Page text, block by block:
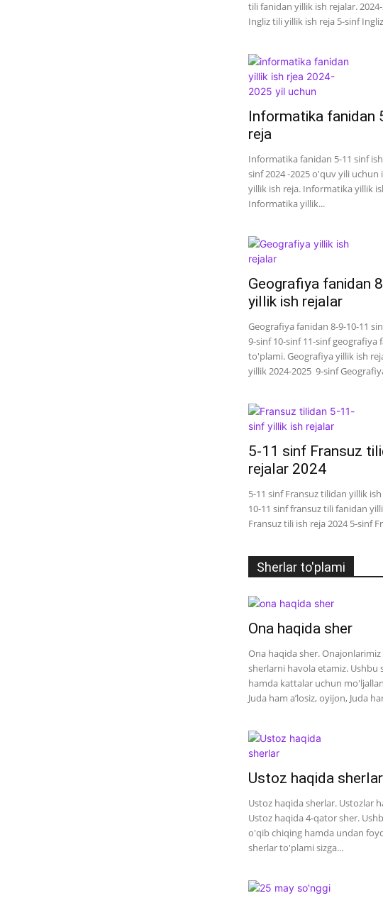
tili fanidan yillik ish rejalar.
Ingliz tili yillik ish reja 5-sinf
Informatika fanidan
reja
Informatika fanidan 5-11 sinf ish
sinf 2024 -2025 o'quv yili
yillik ish reja. Informatika yillik
Informatika yillik...
Geografiya fanidan
yillik ish rejalar
Geografiya fanidan 8-9-10-11
9-sinf 10-sinf 11-sinf geografiya
to'plami. Geografiya yillik ish
yillik 2024-2025 9-sinf
5-11 sinf Fransuz
rejalar 2024
5-11 sinf Fransuz tilidan yillik
10-11 sinf fransuz tili fanidan
Fransuz tili ish reja 2024 5-sinf
Sherlar to'plami
Ona haqida sher
Ona haqida sher.
sherlarni havola etamiz. Ushbu
hamda kattalar uchun
Juda ham a’losiz, oyijon, Juda
Ustoz haqida sherlar
Ustoz haqida sherlar. Ustozlar
Ustoz haqida 4-qator sher.
o'qib chiqing hamda undan
sherlar to'plami sizga...